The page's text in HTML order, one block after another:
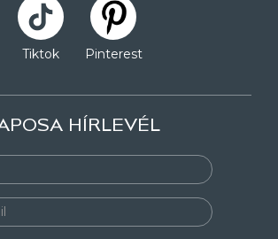
Tiktok Pinterest
HÍRLEVÉL